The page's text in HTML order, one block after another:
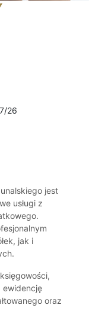
26
jest
usługi z
jak i
ewidencję
oraz